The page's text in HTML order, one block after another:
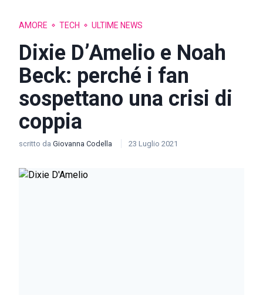
AMORE TECH ULTIME NEWS
Dixie D’Amelio e Noah
Beck: perché i fan
sospettano una crisi di
coppia
scritto da Giovanna Codella 23 Luglio 2021